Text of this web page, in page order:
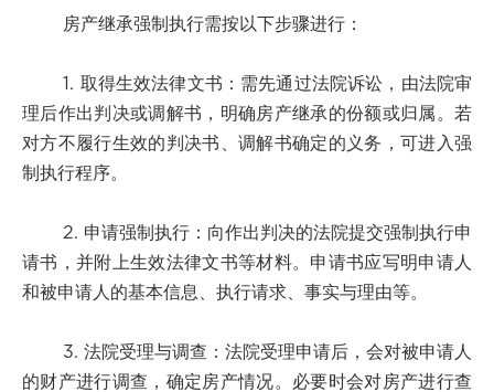
房产继承强制执行需按以下步骤进行：
1. 取得生效法律文书：需先通过法院诉讼，由法院审
理后作出判决或调解书，明确房产继承的份额或归属。若
对方不履行生效的判决书、调解书确定的义务，可进入强
制执行程序。
2. 申请强制执行：向作出判决的法院提交强制执行申
请书，并附上生效法律文书等材料。申请书应写明申请人
和被申请人的基本信息、执行请求、事实与理由等。
3. 法院受理与调查：法院受理申请后，会对被申请人
的财产进行调查，确定房产情况。必要时会对房产进行查